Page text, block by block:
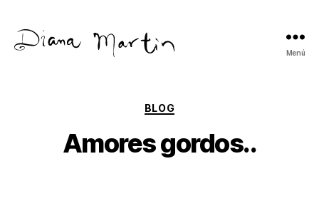
Menú
Categorías
BLOG
Amores gordos..